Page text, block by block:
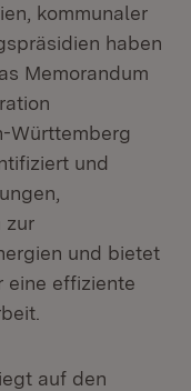
kommunaler
haben
Memorandum
Württemberg
und
zur
und bietet
eine effiziente
auf den